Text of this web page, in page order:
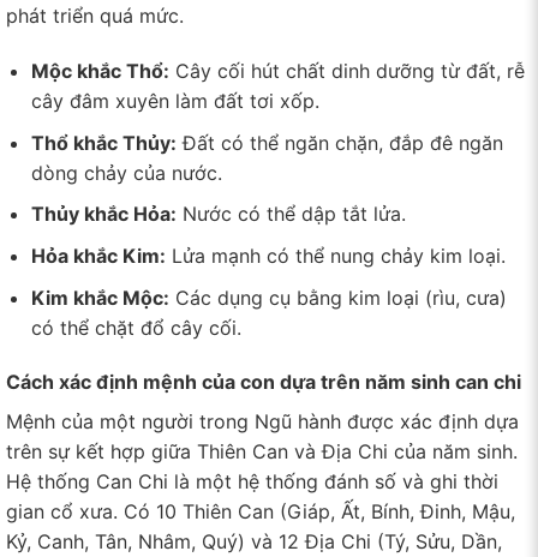
phát triển quá mức.
Mộc khắc Thổ: Cây cối hút chất dinh dưỡng từ đất, rễ
cây đâm xuyên làm đất tơi xốp.
Thổ khắc Thủy: Đất có thể ngăn chặn, đắp đê ngăn
dòng chảy của nước.
Thủy khắc Hỏa: Nước có thể dập tắt lửa.
Hỏa khắc Kim: Lửa mạnh có thể nung chảy kim loại.
Kim khắc Mộc: Các dụng cụ bằng kim loại (rìu, cưa)
có thể chặt đổ cây cối.
Cách xác định mệnh của con dựa trên năm sinh can chi
Mệnh của một người trong Ngũ hành được xác định dựa
trên sự kết hợp giữa Thiên Can và Địa Chi của năm sinh.
Hệ thống Can Chi là một hệ thống đánh số và ghi thời
gian cổ xưa. Có 10 Thiên Can (Giáp, Ất, Bính, Đinh, Mậu,
Kỷ, Canh, Tân, Nhâm, Quý) và 12 Địa Chi (Tý, Sửu, Dần,